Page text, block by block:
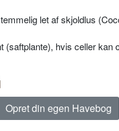
let af skjoldlus
(saftplante), hvis celler
Opret din egen Havebog